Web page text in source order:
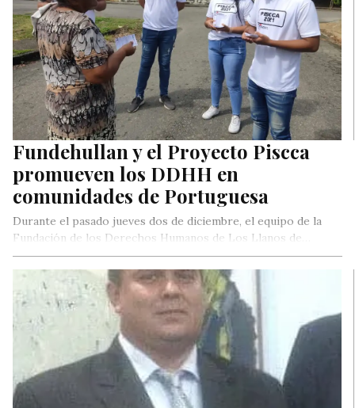
Fundehullan y el Proyecto Piscca
promueven los DDHH en
comunidades de Portuguesa
Durante el pasado jueves dos de diciembre, el equipo de la
Fundación de los Derechos Humanos de Los Llanos de…